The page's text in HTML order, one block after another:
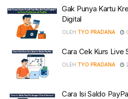
Gak Punya Kartu
Digital
OLEH TYO PRADANA
Cara Cek Kurs Live
OLEH TYO PRADANA
Cara Isi Saldo